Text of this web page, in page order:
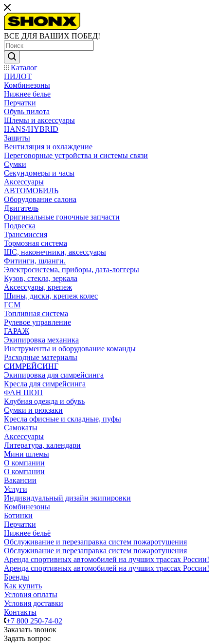
ВСЕ ДЛЯ ВАШИХ ПОБЕД!
Каталог
ПИЛОТ
Комбинезоны
Нижнее белье
Перчатки
Обувь пилота
Шлемы и аксессуары
HANS/HYBRID
Защиты
Вентиляция и охлаждение
Переговорные устройства и системы связи
Сумки
Секундомеры и часы
Аксессуары
АВТОМОБИЛЬ
Оборудование салона
Двигатель
Оригинальные гоночные запчасти
Подвеска
Трансмиссия
Тормозная система
ШС, наконечники, аксессуары
Фитинги, шланги.
Электросистема, приборы, дата-логгеры
Кузов, стекла, зеркала
Аксессуары, крепеж
Шины, диски, крепеж колес
ГСМ
Топливная система
Рулевое управление
ГАРАЖ
Экипировка механика
Инструменты и оборудование команды
Расходные материалы
СИМРЕЙСИНГ
Экипировка для симрейсинга
Кресла для симрейсинга
ФАН ШОП
Клубная одежда и обувь
Сумки и рюкзаки
Кресла офисные и складные, пуфы
Самокаты
Аксессуары
Литература, календари
Мини шлемы
О компании
О компании
Вакансии
Услуги
Индивидуальный дизайн экипировки
Комбинезоны
Ботинки
Перчатки
Нижнее бельё
Обслуживание и перезаправка систем пожаротушения
Обслуживание и перезаправка систем пожаротушения
Аренда спортивных автомобилей на лучших трассах России!
Аренда спортивных автомобилей на лучших трассах России!
Бренды
Как купить
Условия оплаты
Условия доставки
Контакты
+7 800 250-74-02
Заказать звонок
Задать вопрос